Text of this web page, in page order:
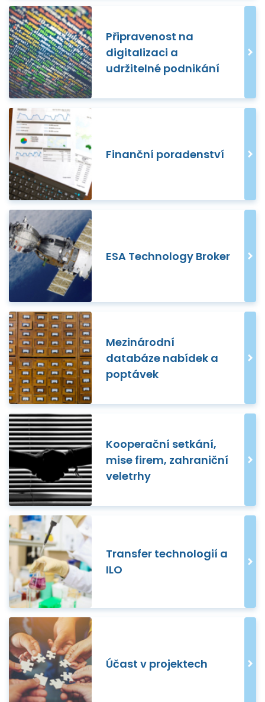
Připravenost na
digitalizaci a
udržitelné podnikání
Finanční poradenství
ESA Technology Broker
Mezinárodní
databáze nabídek a
poptávek
Kooperační setkání,
mise firem, zahraniční
veletrhy
Transfer technologií a
ILO
Účast v projektech